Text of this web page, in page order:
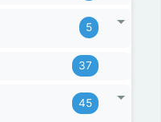
5
37
45